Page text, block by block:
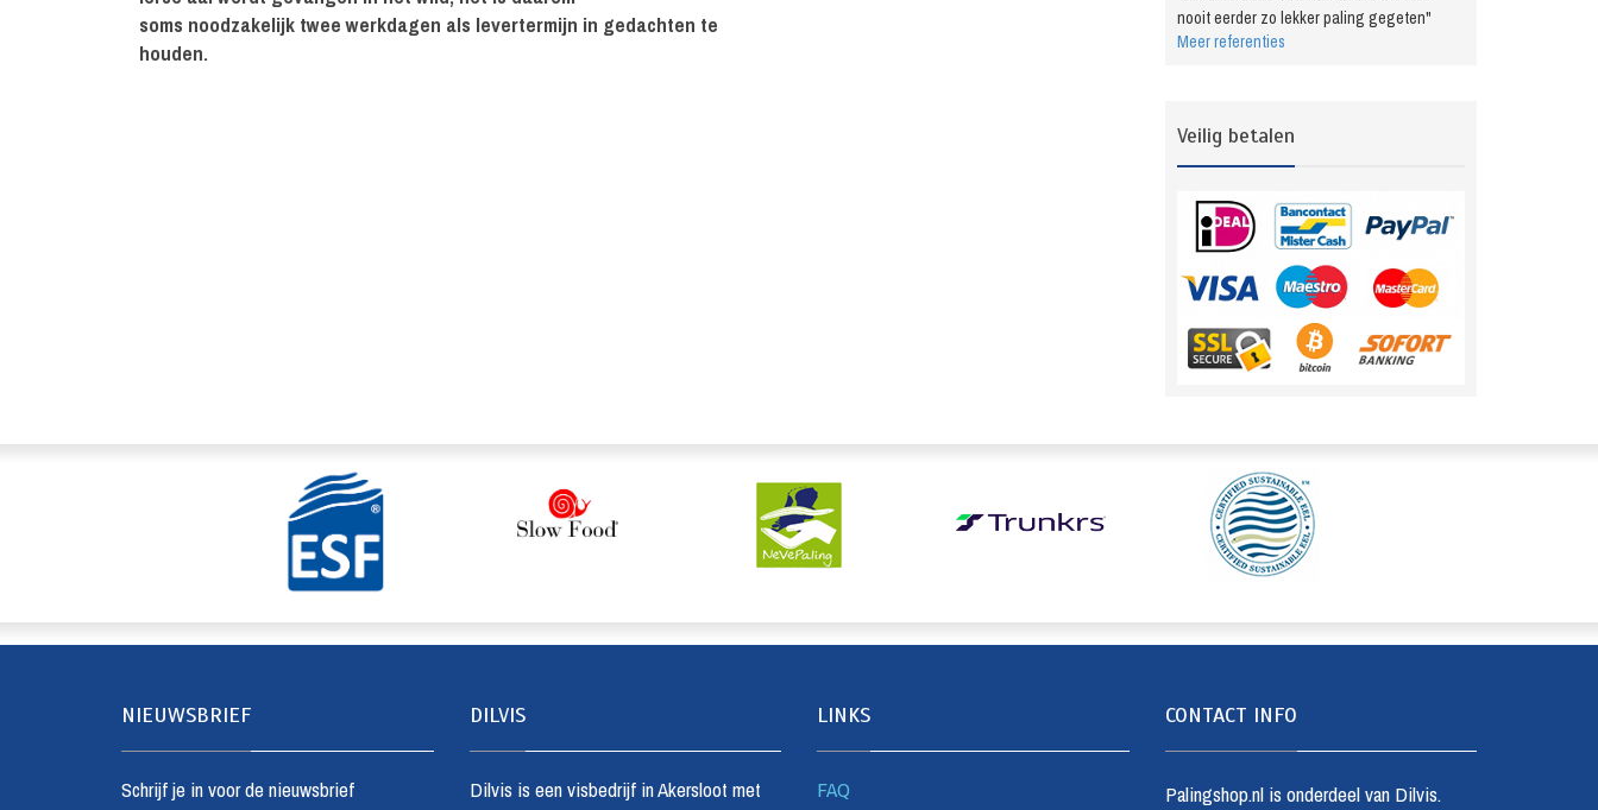
soms noodzakelijk twee werkdagen als levertermijn in gedachten te
houden.
nooit eerder zo lekker paling gegeten"
Meer referenties
Veilig betalen
NIEUWSBRIEF
Schrijf je in voor de nieuwsbrief
DILVIS
Dilvis is een visbedrijf in Akersloot met
LINKS
FAQ
CONTACT INFO
Palingshop.nl is onderdeel van Dilvis.